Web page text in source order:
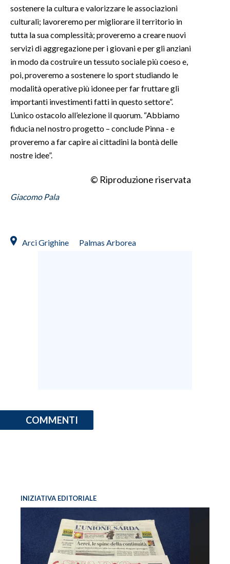
sostenere la cultura e valorizzare le associazioni
culturali; lavoreremo per migliorare il territorio in
tutta la sua complessità; proveremo a creare nuovi
servizi di aggregazione per i giovani e per gli anziani
in modo da costruire un tessuto sociale più coeso e,
poi, proveremo a sostenere lo sport studiando le
modalità operative più idonee per far fruttare gli
importanti investimenti fatti in questo settore”.
L’unico ostacolo all’elezione il quorum. “Abbiamo
fiducia nel nostro progetto – conclude Pinna - e
proveremo a far capire ai cittadini la bontà delle
nostre idee”.
© Riproduzione riservata
Giacomo Pala
Arci Grighine Palmas Arborea
COMMENTI
INIZIATIVA EDITORIALE